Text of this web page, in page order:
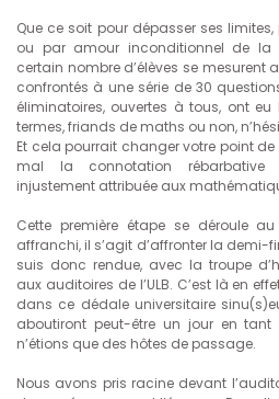
Que ce soit pour dépasser ses
ou par amour inconditionnel de la
certain nombre d’élèves se mesurent
confrontés à une série de 30
éliminatoires, ouvertes à tous, ont eu
termes, friands de maths ou non,
Et cela pourrait changer votre point
mal la connotation rébarbative
injustement attribuée aux
Cette première étape se déroule
affranchi, il s’agit d’affronter la demi-
suis donc rendue, avec la troupe
aux auditoires de l’ULB. C’est là en
dans ce dédale universitaire
aboutiront peut-être un jour en
n’étions que des hôtes de passage.
Nous avons pris racine devant